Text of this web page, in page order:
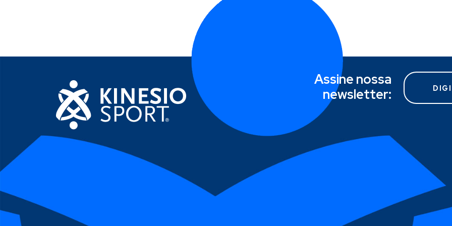
Assine nossa
newsletter: